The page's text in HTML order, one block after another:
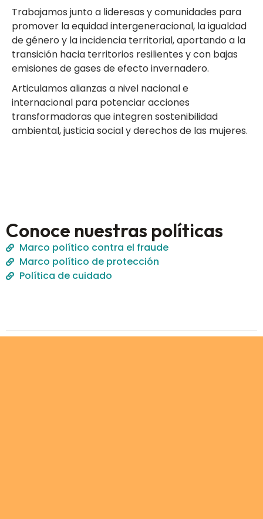
Trabajamos junto a lideresas y comunidades para
promover la equidad intergeneracional, la igualdad
de género y la incidencia territorial, aportando a la
transición hacia territorios resilientes y con bajas
emisiones de gases de efecto invernadero.
Articulamos alianzas a nivel nacional e
internacional para potenciar acciones
transformadoras que integren sostenibilidad
ambiental, justicia social y derechos de las mujeres.
Conoce nuestras políticas
Marco político contra el fraude
Marco político de protección
Política de cuidado